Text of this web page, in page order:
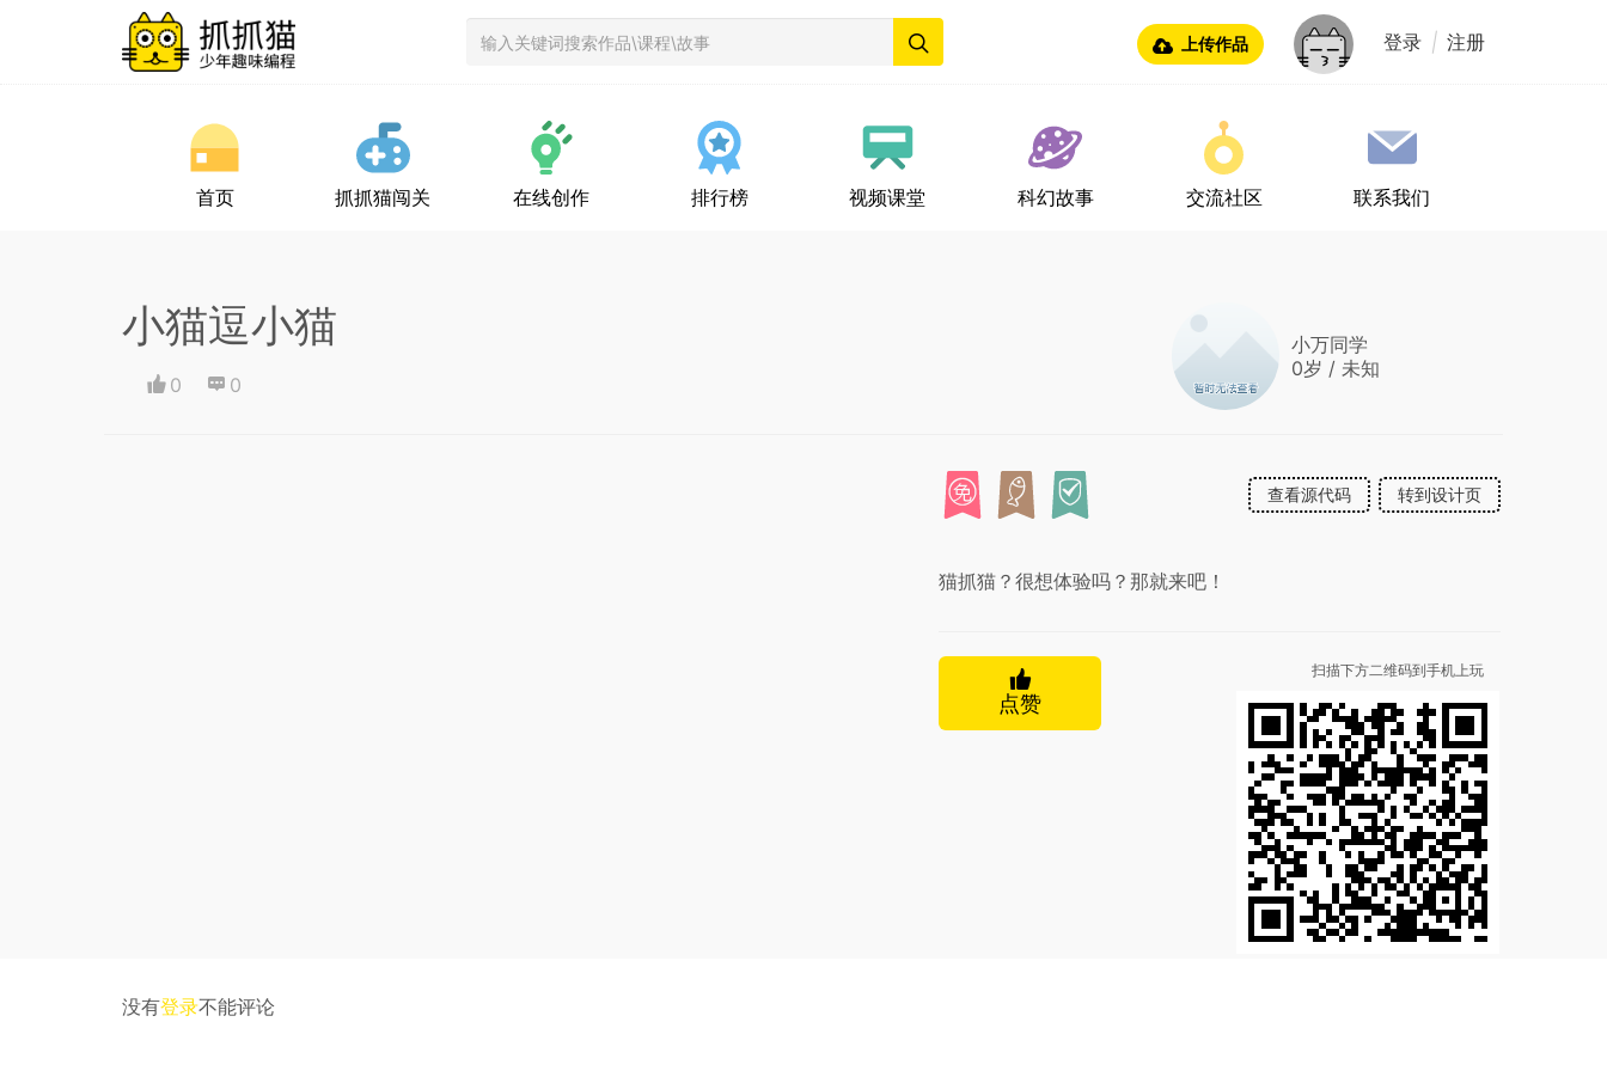
上传作品 登录 | 注册
首页 抓抓猫闯关 在线创作 排行榜 视频课堂 科幻故事 交流社区 联系我们
小猫逗小猫
0 0
小万同学
0岁 / 未知
转到设计页
查看源代码
猫抓猫？很想体验吗？那就来吧！
点赞
扫描下方二维码到手机上玩
没有登录不能评论